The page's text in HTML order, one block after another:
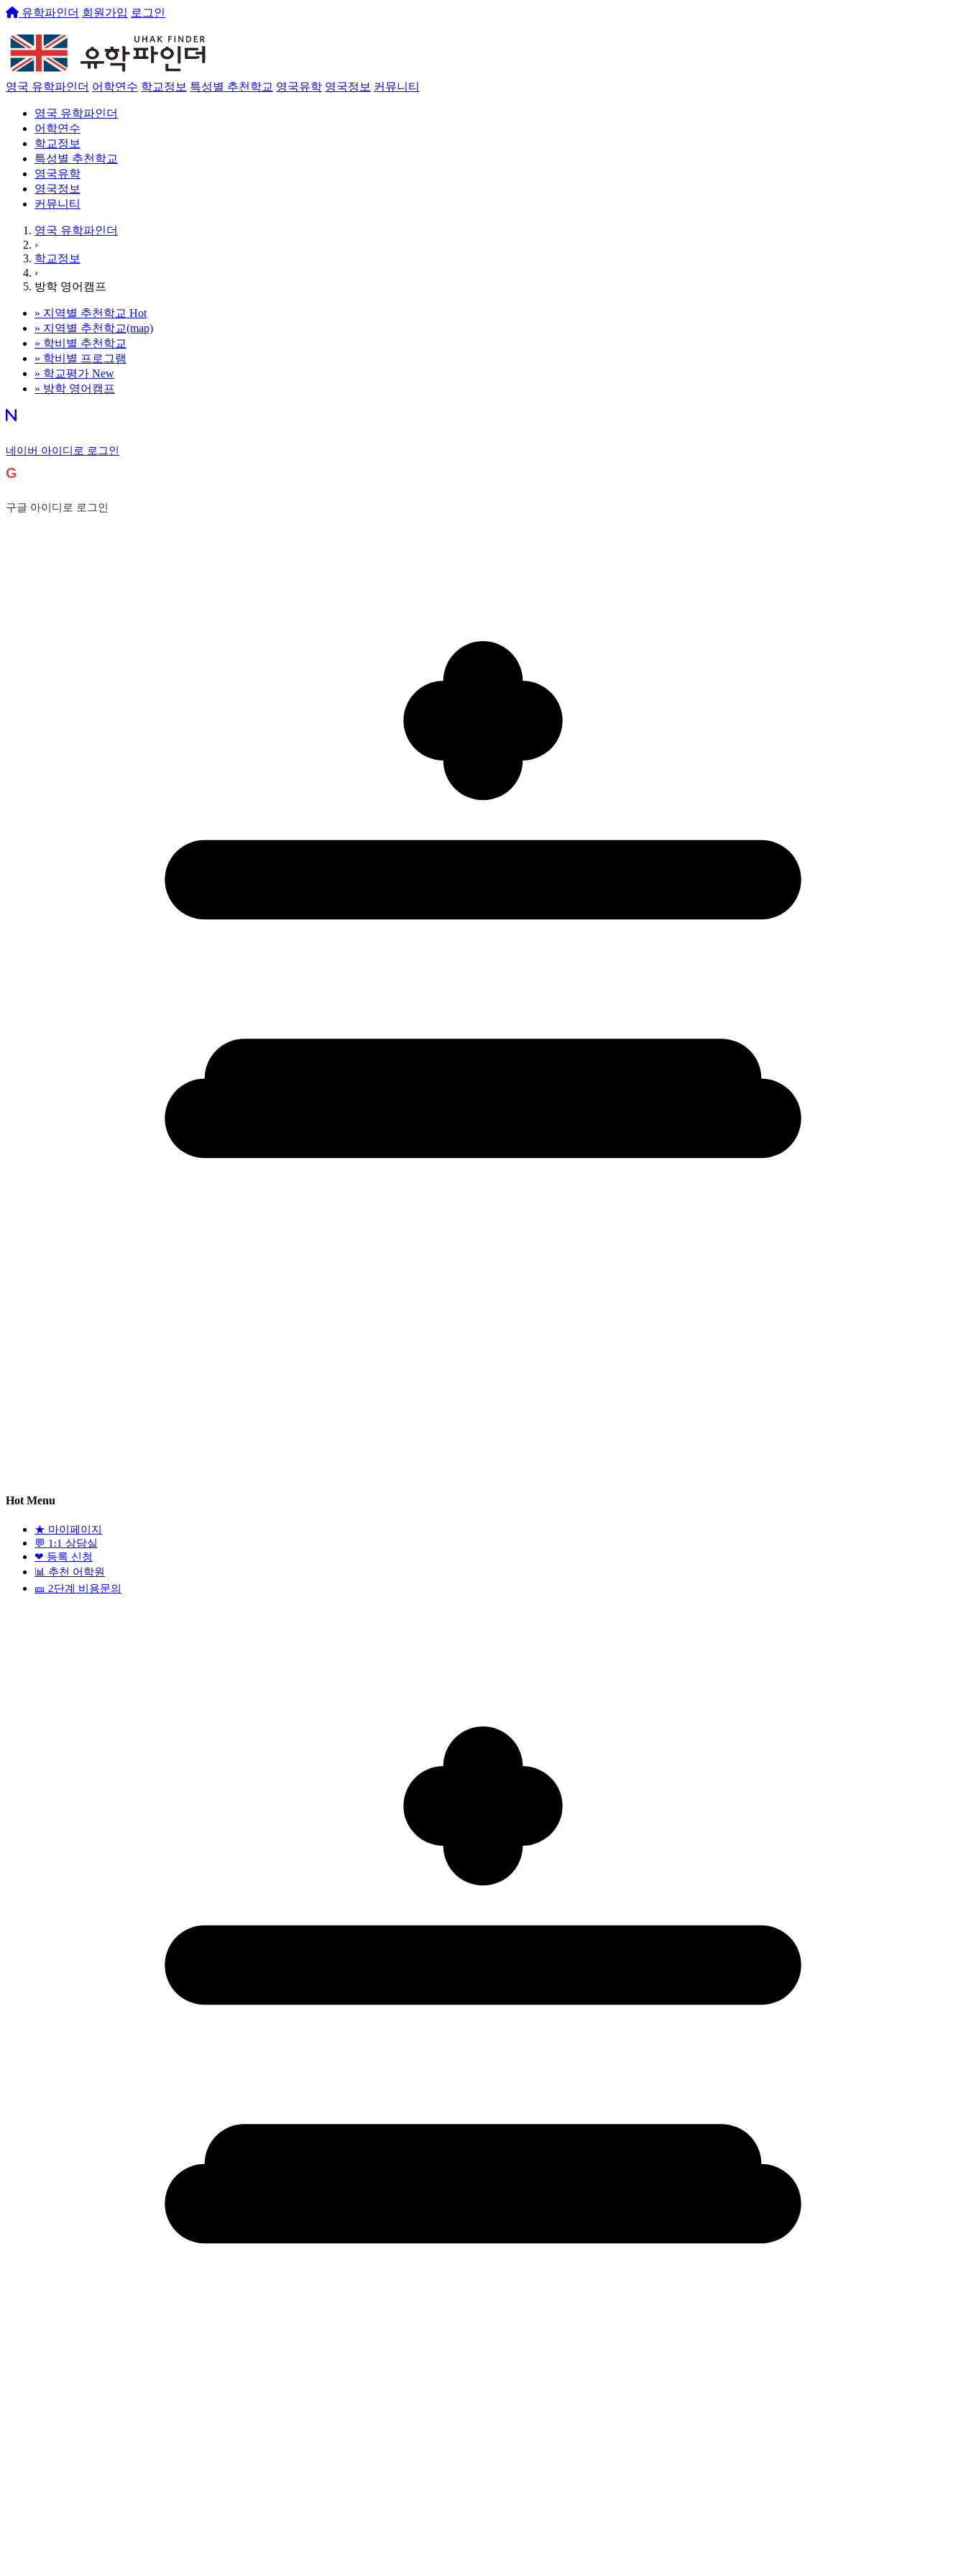
유학파인더 회원가입 로그인
영국 유학파인더 어학연수 학교정보 특성별 추천학교 영국유학 영국정보 커뮤니티
영국 유학파인더
어학연수
학교정보
특성별 추천학교
영국유학
영국정보
커뮤니티
영국 유학파인더
›
학교정보
›
방학 영어캠프
» 지역별 추천학교 Hot
» 지역별 추천학교(map)
» 학비별 추천학교
» 학비별 프로그램
» 학교평가 New
» 방학 영어캠프
네이버 아이디로 로그인
G
구글 아이디로 로그인
Hot Menu
★ 마이페이지
💬 1:1 상담실
❤ 등록 신청
📊 추천 어학원
🎫 2단계 비용문의